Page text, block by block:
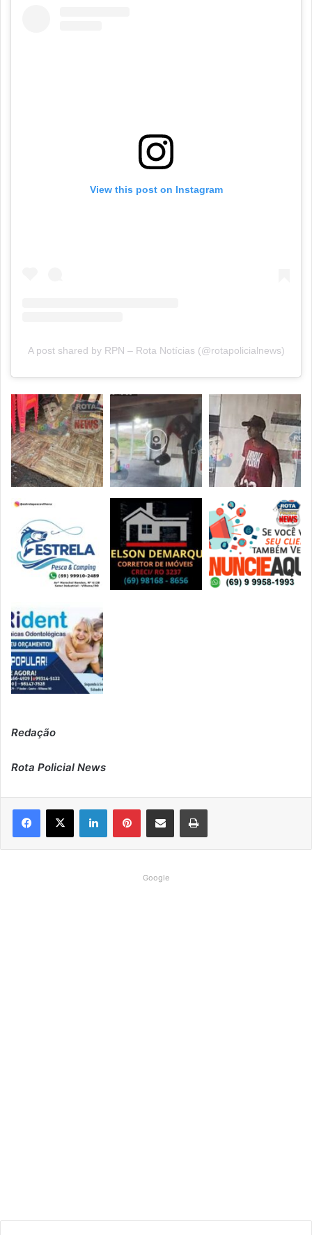
View this post on Instagram
A post shared by RPN – Rota Notícias (@rotapolicialnews)
Redação
Rota Policial News
Google